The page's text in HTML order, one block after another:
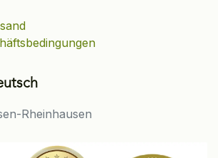
Rheinhausen